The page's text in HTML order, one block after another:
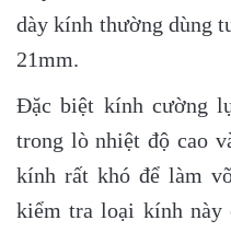
dày kính thường dùng
21mm.
Đặc biệt kính cường
trong lò nhiệt độ cao
kính rất khó để làm
kiểm tra loại kính này